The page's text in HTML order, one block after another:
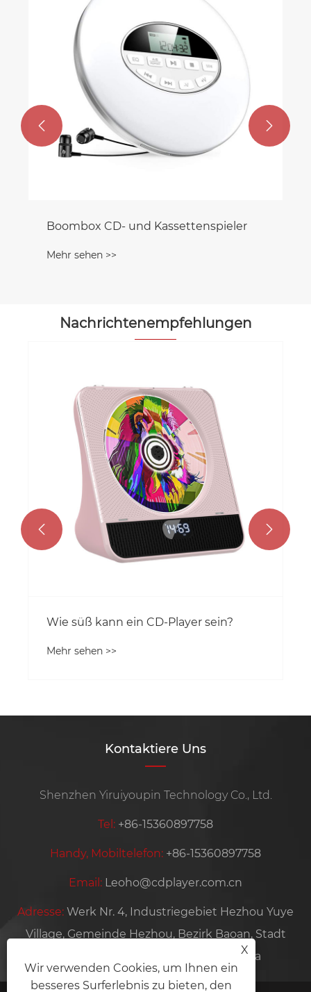
Mehr sehen >>
 
Nachrichtenempfehlungen
Player Ihre Morgenroutine?
Mehr sehen >>
 
Kontaktiere Uns
Shenzhen Yiruiyoupin Technology Co., Ltd.
Tel: +86-15360897758
Handy, Mobiltelefon: +86-15360897758
Email: Leoho@cdplayer.com.cn
Adresse: Werk Nr. 4, Industriegebiet Hezhou Yuye
Village, Gemeinde Hezhou, Bezirk Baoan, Stadt
Shenzhen, Provinz Guangdong, China
X
Wir verwenden Cookies, um Ihnen ein
besseres Surferlebnis zu bieten, den